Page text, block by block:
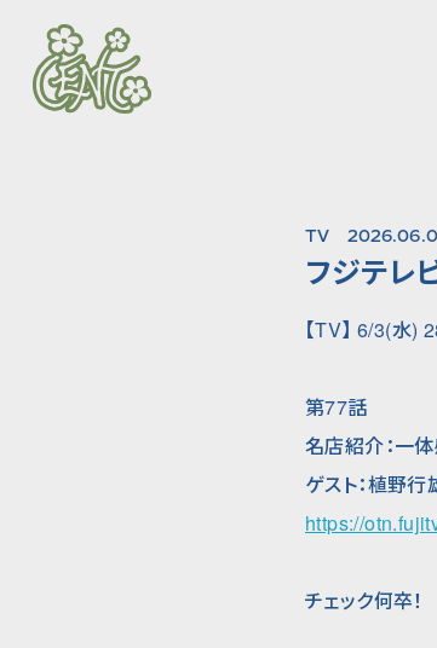
TV
フジテレ
【TV】 6/3(水
第77話
名店紹介：一
ゲスト：植野行
https://
チェック何卒！